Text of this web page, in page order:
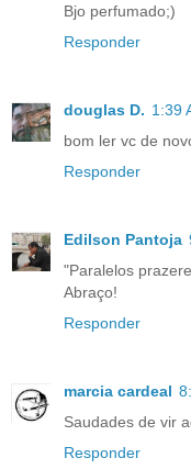
Bjo perfumado;)
Responder
douglas D. 1:39
bom ler vc de
Responder
Edilson Pantoja
"Paralelos
Abraço!
Responder
marcia cardeal
Saudades de vir
Responder